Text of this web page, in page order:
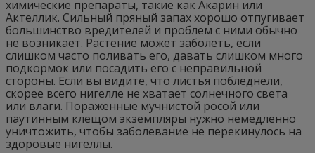
химические препараты, такие как Акарин или
Актеллик. Сильный пряный запах хорошо отпугивает
большинство вредителей и проблем с ними обычно
не возникает. Растение может заболеть, если
слишком часто поливать его, давать слишком много
подкормок или посадить его с неправильной
стороны. Если вы видите, что листья побледнели,
скорее всего нигелле не хватает солнечного света
или влаги. Пораженные мучнистой росой или
паутинным клещом экземпляры нужно немедленно
уничтожить, чтобы заболевание не перекинулось на
здоровые нигеллы.